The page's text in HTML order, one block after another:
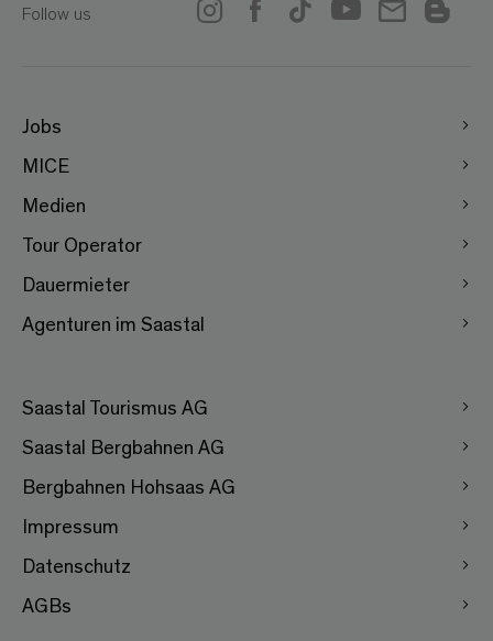
Follow us
Jobs
MICE
Medien
Tour Operator
Dauermieter
Agenturen im Saastal
Saastal Tourismus AG
Saastal Bergbahnen AG
Bergbahnen Hohsaas AG
Impressum
Datenschutz
AGBs